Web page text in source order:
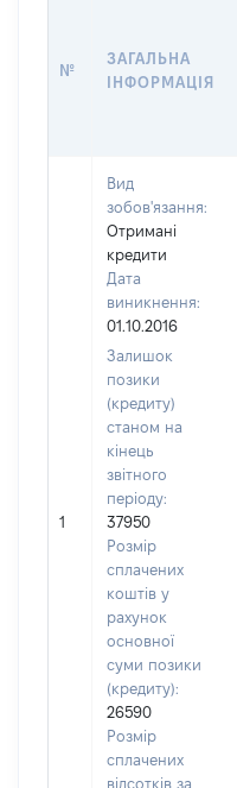
№
ЗАГАЛЬНА
ІНФОРМАЦІЯ
1
Вид
зобов'язання:
Отримані
кредити
Дата
виникнення:
01.10.2016
Залишок
позики
(кредиту)
станом на
кінець
звітного
періоду:
37950
Розмір
сплачених
коштів у
рахунок
основної
суми позики
(кредиту):
26590
Розмір
сплачених
відсотків за